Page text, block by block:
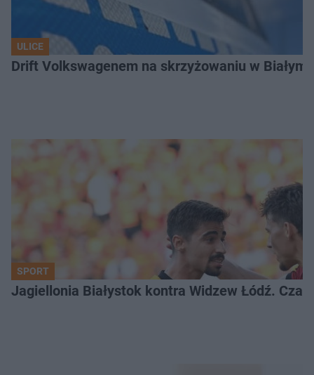
ULICE
Drift Volkswagenem na skrzyżowaniu w
SPORT
Jagiellonia Białystok kontra Widzew Łódź.